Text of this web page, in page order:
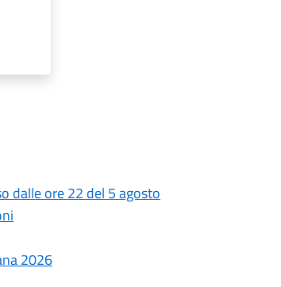
dalle ore 22 del 5 agosto
2026